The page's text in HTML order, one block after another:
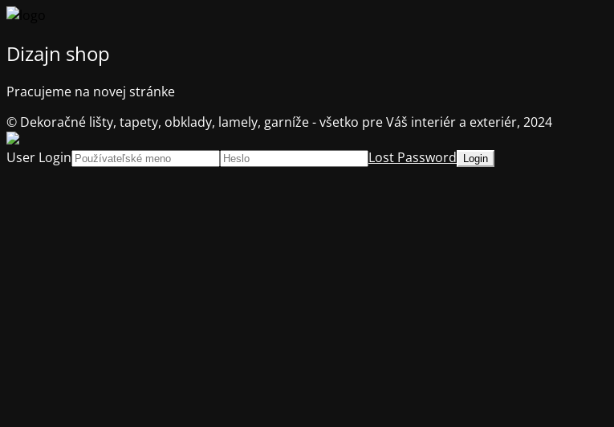
Dizajn shop
Pracujeme na novej stránke
© Dekoračné lišty, tapety, obklady, lamely, garníže - všetko pre Váš interiér a exteriér, 2024
User Login
Lost Password